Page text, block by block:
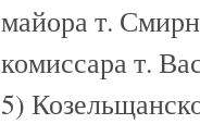
майора т.
комиссара т.
5)